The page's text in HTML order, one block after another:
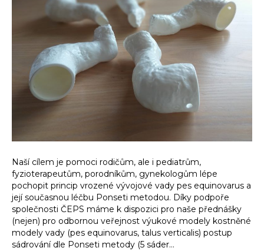
Naší cílem je pomoci rodičům, ale i pediatrům,
fyzioterapeutům, porodníkům, gynekologům lépe
pochopit princip vrozené vývojové vady pes equinovarus a
její současnou léčbu Ponseti metodou. Díky podpoře
společnosti ČEPS máme k dispozici pro naše přednášky
(nejen) pro odbornou veřejnost výukové modely kostněné
modely vady (pes equinovarus, talus verticalis) postup
sádrování dle Ponseti metody (5 sáder…